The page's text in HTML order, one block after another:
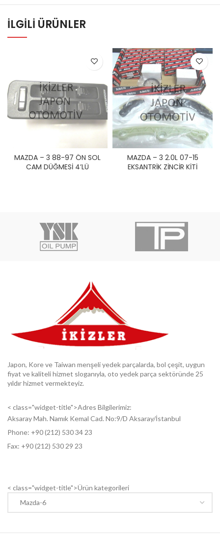
İLGILI ÜRÜNLER
MAZDA – 3 88-97 ÖN SOL
CAM DÜĞMESİ 4’LÜ
MAZDA – 3 2.0L 07-15
EKSANTRİK ZİNCİR KİTİ
Japon, Kore ve Taiwan menşeli yedek parçalarda, bol çeşit, uygun
fiyat ve kaliteli hizmet sloganıyla, oto yedek parça sektöründe 25
yıldır hizmet vermekteyiz.
< class="widget-title">Adres Bilgilerimiz:
Aksaray Mah. Namık Kemal Cad. No:9/D Aksaray/İstanbul
Phone: +90 (212) 530 34 23
Fax: +90 (212) 530 29 23
< class="widget-title">Ürün kategorileri